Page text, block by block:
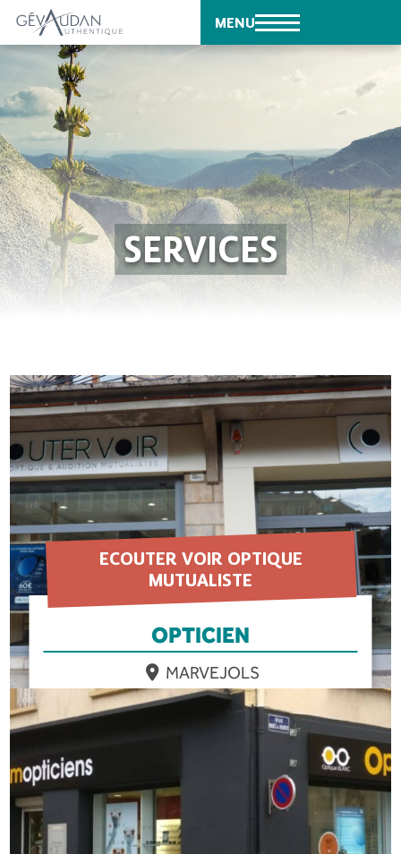
MENU
SERVICES
ECOUTER VOIR OPTIQUE
MUTUALISTE
OPTICIEN
MARVEJOLS
EN SAVOIR PLUS